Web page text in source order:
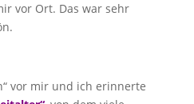
vor Ort. Das war sehr
vor mir und ich erinnerte